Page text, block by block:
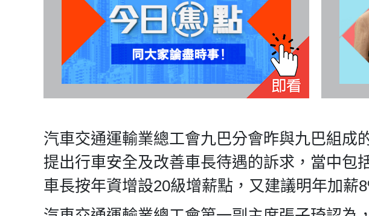
汽車交通運輸業總工會九巴分會昨與九巴組成
提出行車安全及改善車長待遇的訴求，當中包
車長按年資增設20級增薪點，又建議明年加薪